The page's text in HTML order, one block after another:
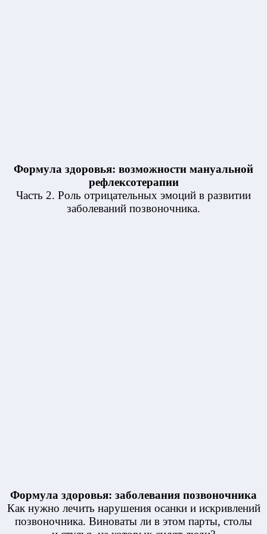
Формула здоровья: возможности мануальной
рефлексотерапии
Часть 2. Роль отрицательных эмоций в развитии
заболеваний позвоночника.
Формула здоровья: заболевания позвоночника
Как нужно лечить нарушения осанки и искривлений
позвоночника. Виноваты ли в этом парты, столы